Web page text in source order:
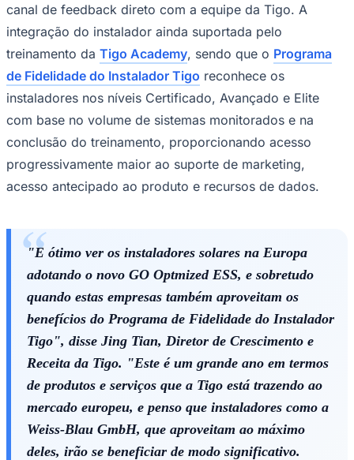
Palmeiras
canal de feedback direto com a equipe da Tigo. A
integração do instalador ainda suportada pelo
treinamento da Tigo Academy, sendo que o Programa
de Fidelidade do Instalador Tigo reconhece os
instaladores nos níveis Certificado, Avançado e Elite
com base no volume de sistemas monitorados e na
conclusão do treinamento, proporcionando acesso
progressivamente maior ao suporte de marketing,
acesso antecipado ao produto e recursos de dados.
"É ótimo ver os instaladores solares na Europa
adotando o novo GO Optmized ESS, e sobretudo
quando estas empresas também aproveitam os
benefícios do Programa de Fidelidade do Instalador
Tigo", disse Jing Tian, ​​Diretor de Crescimento e
Receita da Tigo. "Este é um grande ano em termos
de produtos e serviços que a Tigo está trazendo ao
mercado europeu, e penso que instaladores como a
Weiss-Blau GmbH, que aproveitam ao máximo
deles, irão se beneficiar de modo significativo.